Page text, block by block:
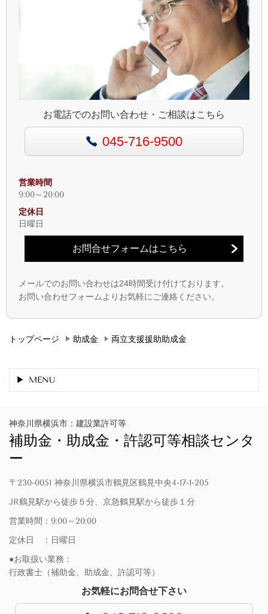
お電話でのお問い合わせ・ご相談はこちら
045-716-9500
営業時間
9:00～20:00
定休日
日曜日
お問合せフォームはこちら
メールでのお問い合わせは24時間受け付けております。
お問い合わせフォームよりお気軽にご連絡ください。
トップページ 助成金 両立支援援助助成金
MENU
神奈川県横浜市：建設業許可等
補助金・助成金・許認可等相談センタ
ー
〒230-0051 神奈川県横浜市鶴見区鶴見中央4-17-1-205
JR鶴見駅から徒歩５分、京急鶴見駅から徒歩１分
営業時間：9:00～20:00
定休日 ：日曜日
●お取扱い業務：
行政書士（補助金、助成金、許認可等）
お気軽にお問合せ下さい